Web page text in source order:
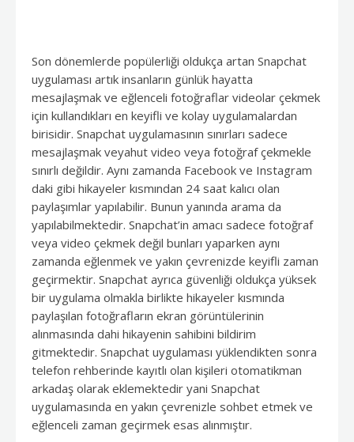
Son dönemlerde popülerliği oldukça artan Snapchat
uygulaması artık insanların günlük hayatta
mesajlaşmak ve eğlenceli fotoğraflar videolar çekmek
için kullandıkları en keyifli ve kolay uygulamalardan
birisidir. Snapchat uygulamasının sınırları sadece
mesajlaşmak veyahut video veya fotoğraf çekmekle
sınırlı değildir. Aynı zamanda Facebook ve Instagram
daki gibi hikayeler kısmından 24 saat kalıcı olan
paylaşımlar yapılabilir. Bunun yanında arama da
yapılabilmektedir. Snapchat’in amacı sadece fotoğraf
veya video çekmek değil bunları yaparken aynı
zamanda eğlenmek ve yakın çevrenizde keyifli zaman
geçirmektir. Snapchat ayrıca güvenliği oldukça yüksek
bir uygulama olmakla birlikte hikayeler kısmında
paylaşılan fotoğrafların ekran görüntülerinin
alınmasında dahi hikayenin sahibini bildirim
gitmektedir. Snapchat uygulaması yüklendikten sonra
telefon rehberinde kayıtlı olan kişileri otomatikman
arkadaş olarak eklemektedir yani Snapchat
uygulamasında en yakın çevrenizle sohbet etmek ve
eğlenceli zaman geçirmek esas alınmıştır.